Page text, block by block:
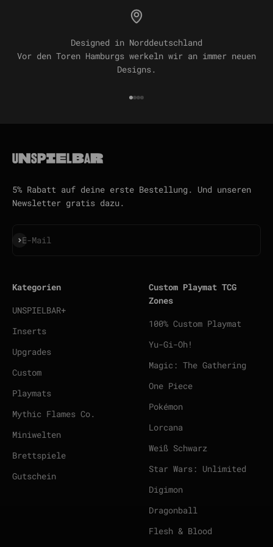
Designed in Norddeutschland
Vor den Toren Hamburgs werkeln wir an immer neuen
Designs.
Gehe zu Element 1
Gehe zu Element 2
Gehe zu Element 3
Gehe zu Element 4
5% Rabatt auf deine erste Bestellung. Und unseren
Newsletter gratis dazu.
E-Mail
Abonnieren
Kategorien
UNSPIELBAR+
Inserts
Upgrades
Custom
Playmats
Mythic Flames Co.
Miniwelten
Brettspiele
Gutschein
Custom Playmat TCG
Zones
100% Custom Playmat
Yu-Gi-Oh!
Magic: The Gathering
One Piece
Pokémon
Lorcana
Weiß Schwarz
Star Wars: Unlimited
Digimon
Dragonball
Flesh & Blood